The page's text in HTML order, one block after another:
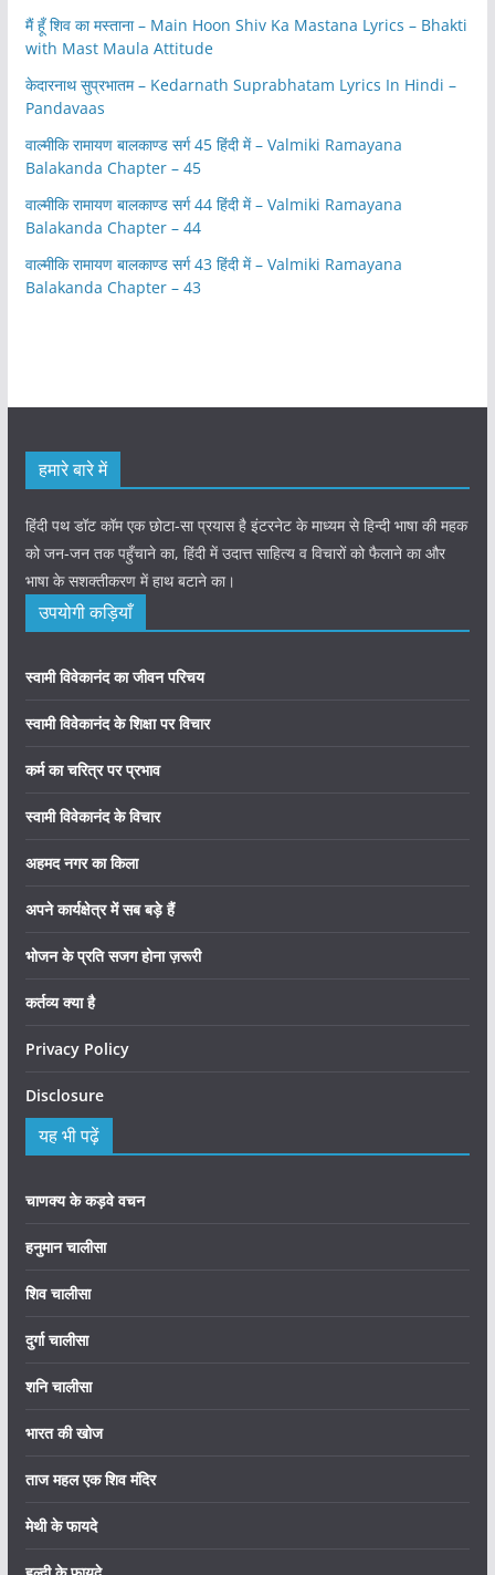
मैं हूँ शिव का मस्ताना – Main Hoon Shiv Ka Mastana Lyrics – Bhakti
with Mast Maula Attitude
केदारनाथ सुप्रभातम – Kedarnath Suprabhatam Lyrics In Hindi –
Pandavaas
वाल्मीकि रामायण बालकाण्ड सर्ग 45 हिंदी में – Valmiki Ramayana
Balakanda Chapter – 45
वाल्मीकि रामायण बालकाण्ड सर्ग 44 हिंदी में – Valmiki Ramayana
Balakanda Chapter – 44
वाल्मीकि रामायण बालकाण्ड सर्ग 43 हिंदी में – Valmiki Ramayana
Balakanda Chapter – 43
हमारे बारे में
हिंदी पथ डॉट कॉम एक छोटा-सा प्रयास है इंटरनेट के माध्यम से हिन्दी भाषा की महक
को जन-जन तक पहुँचाने का, हिंदी में उदात्त साहित्य व विचारों को फैलाने का और
भाषा के सशक्तीकरण में हाथ बटाने का।
उपयोगी कड़ियाँ
स्वामी विवेकानंद का जीवन परिचय
स्वामी विवेकानंद के शिक्षा पर विचार
कर्म का चरित्र पर प्रभाव
स्वामी विवेकानंद के विचार
अहमद नगर का किला
अपने कार्यक्षेत्र में सब बड़े हैं
भोजन के प्रति सजग होना ज़रूरी
कर्तव्य क्या है
Privacy Policy
Disclosure
यह भी पढ़ें
चाणक्य के कड़वे वचन
हनुमान चालीसा
शिव चालीसा
दुर्गा चालीसा
शनि चालीसा
भारत की खोज
ताज महल एक शिव मंदिर
मेथी के फायदे